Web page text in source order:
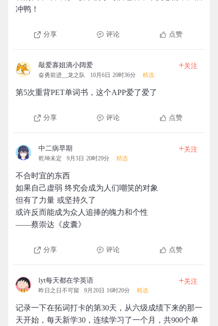
冲鸭！
分享 评论 点赞
敲爱寡姐滴小阔爱
奋勇前进__龙之队 10月6日 20时36分 精选
+关注
第5次重背PET单词书，这个APP爱了爱了
分享 评论 点赞
中二病早期
乾坤未定 9月3日 20时29分 精选
+关注
不合时宜的东西
如果自己虚弱 终究会成为人们嘲笑的对象
但有了力量 或坚持久了
或许反而能成为众人追捧的魄力和个性
——蔡崇达《皮囊》
分享 评论 点赞
lyt每天都在学英语
昨日之日不可留 9月20日 16时20分 精选
+关注
记录一下在拓词打卡的第30天，从六级成绩下来的那一
天开始，每天新学30，连续学习了一个月，共900个单